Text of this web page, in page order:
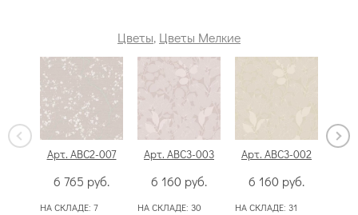
Цветы, Цветы Мелкие
Арт. ABC2-007
6 765 руб.
НА СКЛАДЕ: 7
Арт. ABC3-003
6 160 руб.
НА СКЛАДЕ: 30
Арт. ABC3-002
6 160 руб.
НА СКЛАДЕ: 31